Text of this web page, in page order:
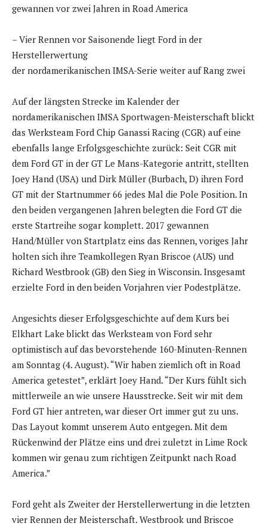
gewannen vor zwei Jahren in Road America
– Vier Rennen vor Saisonende liegt Ford in der
Herstellerwertung
der nordamerikanischen IMSA-Serie weiter auf Rang zwei
Auf der längsten Strecke im Kalender der
nordamerikanischen IMSA Sportwagen-Meisterschaft blickt
das Werksteam Ford Chip Ganassi Racing (CGR) auf eine
ebenfalls lange Erfolgsgeschichte zurück: Seit CGR mit
dem Ford GT in der GT Le Mans-Kategorie antritt, stellten
Joey Hand (USA) und Dirk Müller (Burbach, D) ihren Ford
GT mit der Startnummer 66 jedes Mal die Pole Position. In
den beiden vergangenen Jahren belegten die Ford GT die
erste Startreihe sogar komplett. 2017 gewannen
Hand/Müller von Startplatz eins das Rennen, voriges Jahr
holten sich ihre Teamkollegen Ryan Briscoe (AUS) und
Richard Westbrook (GB) den Sieg in Wisconsin. Insgesamt
erzielte Ford in den beiden Vorjahren vier Podestplätze.
Angesichts dieser Erfolgsgeschichte auf dem Kurs bei
Elkhart Lake blickt das Werksteam von Ford sehr
optimistisch auf das bevorstehende 160-Minuten-Rennen
am Sonntag (4. August). “Wir haben ziemlich oft in Road
America getestet”, erklärt Joey Hand. “Der Kurs fühlt sich
mittlerweile an wie unsere Hausstrecke. Seit wir mit dem
Ford GT hier antreten, war dieser Ort immer gut zu uns.
Das Layout kommt unserem Auto entgegen. Mit dem
Rückenwind der Plätze eins und drei zuletzt in Lime Rock
kommen wir genau zum richtigen Zeitpunkt nach Road
America.”
Ford geht als Zweiter der Herstellerwertung in die letzten
vier Rennen der Meisterschaft. Westbrook und Briscoe